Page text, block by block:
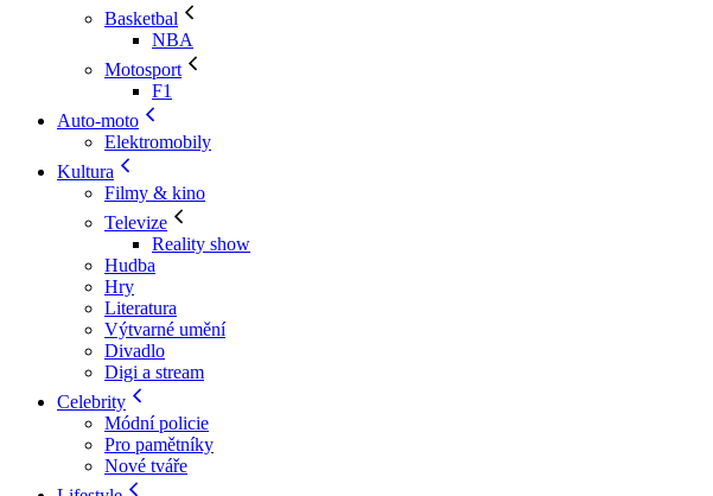
Basketbal
NBA
Motosport
F1
Auto-moto
Elektromobily
Kultura
Filmy & kino
Televize
Reality show
Hudba
Hry
Literatura
Výtvarné umění
Divadlo
Digi a stream
Celebrity
Módní policie
Pro pamětníky
Nové tváře